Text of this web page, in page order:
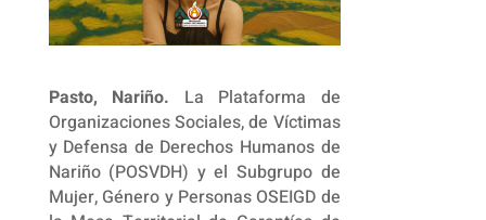
Pasto, Nariño. La Plataforma de
Organizaciones Sociales, de Víctimas
y Defensa de Derechos Humanos de
Nariño (POSVDH) y el Subgrupo de
Mujer, Género y Personas OSEIGD de